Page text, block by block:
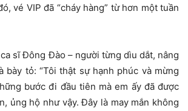
vé VIP đã “cháy hàng” từ hơn một tuần
sĩ Đông Đào – người từng dìu dắt, nâng
bày tỏ: “Tôi thật sự hạnh phúc và mừng
bước đi đầu tiên mà em ấy đã được
ủng hộ như vậy. Đây là may mắn không